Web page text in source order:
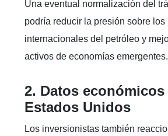
Una eventual normalización del
podría reducir la presión sobre los
internacionales del petróleo y
activos de economías emergentes.
2. Datos económicos
Estados Unidos
Los inversionistas también